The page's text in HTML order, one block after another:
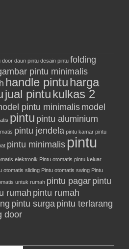
door daun pintu desain pintu folding
pintu minimalis
handle pintuharga
jual pintukulkas 2
pintu minimalis model
pintu pintu aluminium
pintu jendela pintu kamar pintu
pintu minimalis pintu
elektronik Pintu otomatis pintu keluar
otomatis sliding Pintu otomatis swing Pintu
untuk rumah pintu pagar pintu
rumah pintu rumah
pintu surga pintu terlarang
door